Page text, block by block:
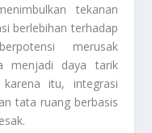
tekanan
berlebihan terhadap
merusak
menjadi daya tarik
itu, integrasi
tata ruang berbasis